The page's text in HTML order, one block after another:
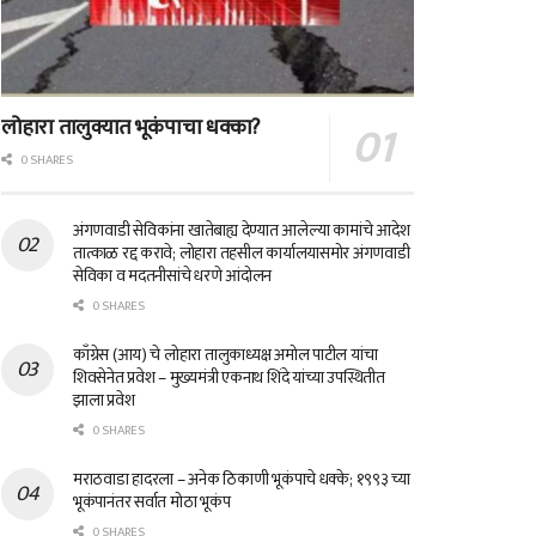
लोहारा तालुक्यात भूकंपाचा धक्का?
0 SHARES
अंगणवाडी सेविकांना खातेबाह्य देण्यात आलेल्या कामांचे आदेश
तात्काळ रद्द करावे; लोहारा तहसील कार्यालयासमोर अंगणवाडी
सेविका व मदतनीसांचे धरणे आंदोलन
0 SHARES
काँग्रेस (आय) चे लोहारा तालुकाध्यक्ष अमोल पाटील यांचा
शिवसेनेत प्रवेश – मुख्यमंत्री एकनाथ शिंदे यांच्या उपस्थितीत
झाला प्रवेश
0 SHARES
मराठवाडा हादरला – अनेक ठिकाणी भूकंपाचे धक्के; १९९३ च्या
भूकंपानंतर सर्वात मोठा भूकंप